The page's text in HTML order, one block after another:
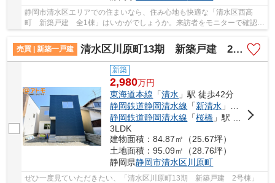
静岡市清水区エリアでの住まいなら、住み心地も快適な「清水区西高
町 新築戸建 全1棟」はいかがでしょうか。来訪者をモニターで確認で
売買 | 新築一戸建
清水区川原町13期 新築戸建 2号棟
新築
2,980万円
東海道本線 「清水 」駅 徒歩42分
静岡鉄道静岡清水線 「新清水 」駅 徒歩32分
静岡鉄道静岡清水線 「桜橋 」駅 徒歩22分
3LDK
建物面積：84.87㎡（25.67坪）
土地面積：95.09㎡（28.76坪）
静岡県静岡市清水区川原町
ぜひ一度見ていただきたい、「清水区川原町13期 新築戸建 2号棟」